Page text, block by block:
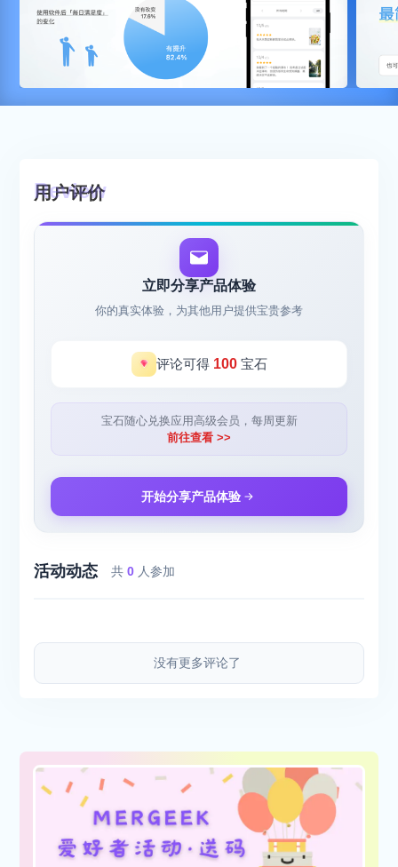
用户评价
立即分享产品体验
你的真实体验，为其他用户提供宝贵参考
评论可得 100宝石
宝石随心兑换应用高级会员，每周更新
前往查看 >>
开始分享产品体验
活动动态 共0 人参加
没有更多评论了